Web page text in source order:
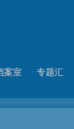
案室 专题汇